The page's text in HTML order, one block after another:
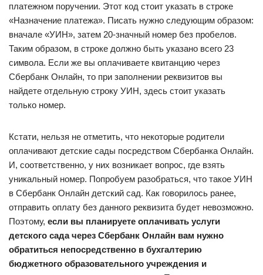
платежном поручении. Этот код стоит указать в строке
«Назначение платежа». Писать нужно следующим образом:
вначале «УИН», затем 20-значный номер без пробелов.
Таким образом, в строке должно быть указано всего 23
символа. Если же вы оплачиваете квитанцию через
Сбербанк Онлайн, то при заполнении реквизитов вы
найдете отдельную строку УИН, здесь стоит указать
только номер.
Кстати, нельзя не отметить, что некоторые родители
оплачивают детские сады посредством Сбербанка Онлайн.
И, соответственно, у них возникает вопрос, где взять
уникальный номер. Попробуем разобраться, что такое УИН
в Сбербанк Онлайн детский сад. Как говорилось ранее,
отправить оплату без данного реквизита будет невозможно.
Поэтому, если вы планируете оплачивать услуги
детского сада через Сбербанк Онлайн вам нужно
обратиться непосредственно в бухгалтерию
бюджетного образовательного учреждения и